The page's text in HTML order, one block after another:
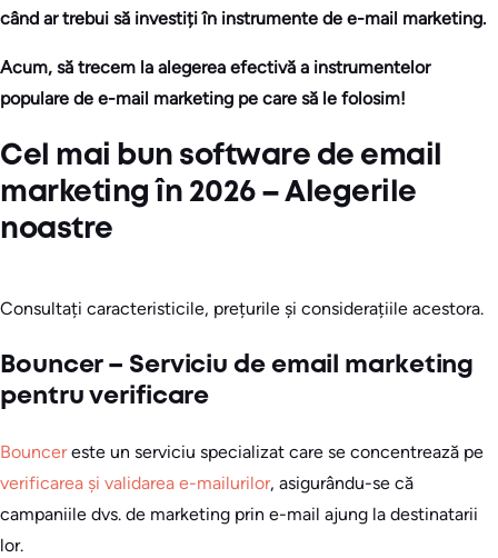
când ar trebui să investiți în instrumente de e-mail marketing.
Acum, să trecem la alegerea efectivă a instrumentelor
populare de e-mail marketing pe care să le folosim!
Cel mai bun software de email
marketing în 2026 – Alegerile
noastre
Consultați caracteristicile, prețurile și considerațiile acestora.
Bouncer – Serviciu de email marketing
pentru verificare
Bouncereste un serviciu specializat care se concentrează pe
verificarea și validarea e-mailurilor, asigurându-se că
campaniile dvs. de marketing prin e-mail ajung la destinatarii
lor.